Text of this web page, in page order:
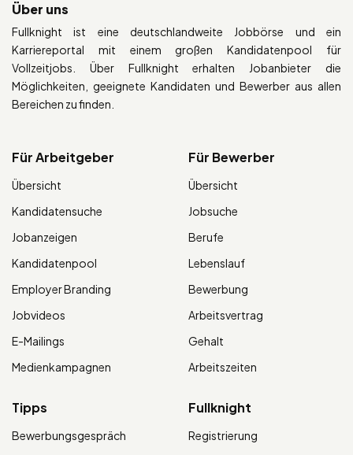
Über uns
Fullknight ist eine deutschlandweite Jobbörse und ein
Karriereportal mit einem großen Kandidatenpool für
Vollzeitjobs. Über Fullknight erhalten Jobanbieter die
Möglichkeiten, geeignete Kandidaten und Bewerber aus allen
Bereichen zu finden.
Für Arbeitgeber
Übersicht
Kandidatensuche
Jobanzeigen
Kandidatenpool
Employer Branding
Jobvideos
E-Mailings
Medienkampagnen
Für Bewerber
Übersicht
Jobsuche
Berufe
Lebenslauf
Bewerbung
Arbeitsvertrag
Gehalt
Arbeitszeiten
Tipps
Bewerbungsgespräch
Fullknight
Registrierung